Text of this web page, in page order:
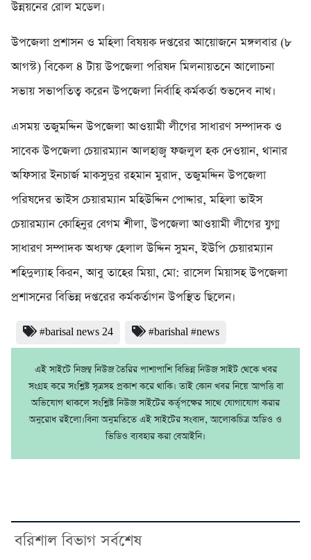
উন্নয়নের রোল মডেল।
উপজেলা প্রশাসন ও মহিলা বিষয়ক দপ্তরের আয়োজনে মঙ্গলবার (৮
আগস্ট) বিকেল ৪ টায় উপজেলা পরিষদ মিলনায়তনে আলোচনা
সভায় সভাপতিত্ব করেন উপজেলা নির্বাহি কর্মকর্তা শুভদেব নাথ।
এসময় তজুমদ্দিন উপজেলা আওয়ামী লীগের সাধারণ সম্পাদক ও
সাবেক উপজেলা চেয়ারম্যান আলহাজ্ব ফজলুল হক দেওয়ান, থানার
অফিসার ইনচার্জ মাকসুদুর রহমান মুরাদ, তজুমদ্দিন উপজেলা
পরিষদের ভাইস চেয়ারম্যান মহিউদ্দিন পোদ্দার, মহিলা ভাইস
চেয়ারম্যান কোহিনুর বেগম শীলা, উপজেলা আওয়ামী লীগের যুগ্ম
সাধারণ সম্পাদক অধ্যক্ষ হেলাল উদ্দিন সুমন, ইউপি চেয়ারম্যান
শহিদুল্যাহ কিরন, আবু তাহের মিয়া, মো: রাসেল মিয়াসহ উপজেলা
প্রশাসনের বিভিন্ন দপ্তরের কর্মকর্তাগন উপস্থিত ছিলেন।
#barisal news 24 #barishal #news
এই সাইটে নিজম্ব নিউজ তৈরির পাশাপাশি বিভিন্ন নিউজ সাইট থেকে খবর
সংগ্রহ করে সংশ্লিষ্ট সূত্রসহ প্রকাশ করে থাকি। তাই কোন খবর নিয়ে আপত্তি বা
অভিযোগ থাকলে সংশ্লিষ্ট নিউজ সাইটের কর্তৃপক্ষের সাথে যোগাযোগ করার
অনুরোধ রইলো।বিনা অনুমতিতে এই সাইটের সংবাদ, আলোকচিত্র অডিও ও
ভিডিও ব্যবহার করা বেআইনি।
বরিশাল বিভাগ সর্বশেষ